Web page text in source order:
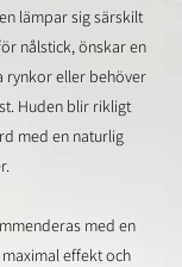
lämpar sig särskilt
nålstick, önskar en
rynkor eller behöver
Huden blir rikligt
med en naturlig
med en
effekt och